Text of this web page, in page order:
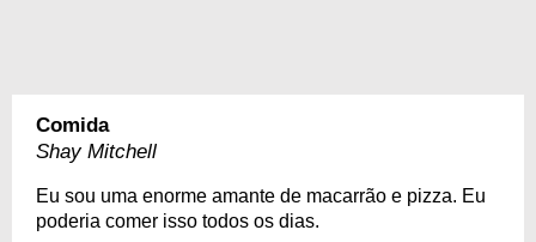
Comida
Shay Mitchell
Eu sou uma enorme amante de macarrão e pizza. Eu
poderia comer isso todos os dias.